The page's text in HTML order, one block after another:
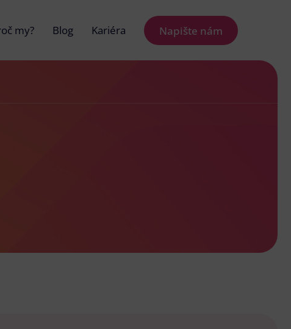
my? Blog Kariéra Napište nám